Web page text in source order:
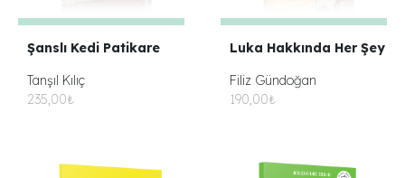
Şanslı Kedi Patikare
Tanşıl Kılıç
235,00₺
Luka Hakkında Her Şey
Filiz Gündoğan
190,00₺